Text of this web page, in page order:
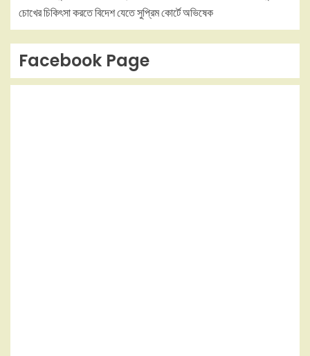
চোখের চিকিৎসা করতে বিদেশ যেতে সুপ্রিম কোর্টে অভিষেক
Facebook Page